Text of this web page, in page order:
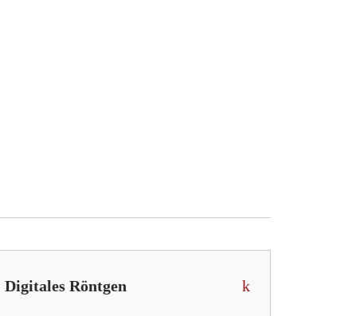
Digitales Röntgen